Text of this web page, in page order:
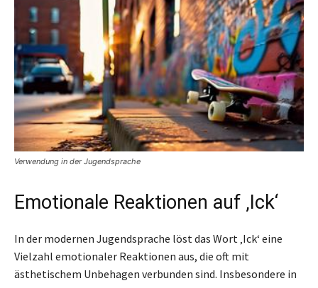
Verwendung in der Jugendsprache
Emotionale Reaktionen auf ‚Ick‘
In der modernen Jugendsprache löst das Wort ‚Ick‘ eine
Vielzahl emotionaler Reaktionen aus, die oft mit
ästhetischem Unbehagen verbunden sind. Insbesondere in